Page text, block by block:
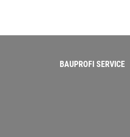
BAUPROFI SERVICE